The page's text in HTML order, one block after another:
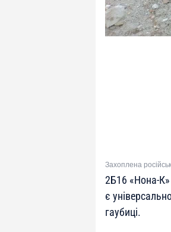
Захоплена
2Б16 «Нона-
є
гаубиці.